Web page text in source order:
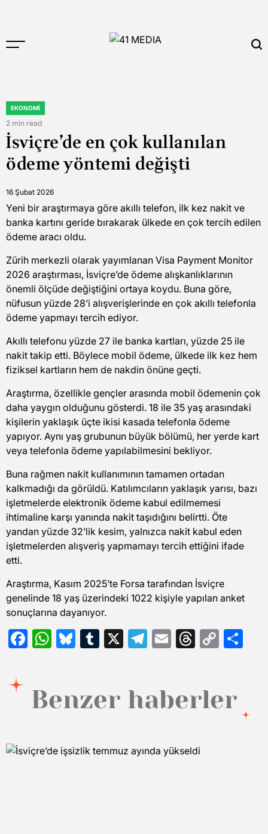
to
POSTED
IN
EKONOMI
Estimated
read
time
2 min read
İsviçre’de en çok kullanılan
ödeme yöntemi değişti
16 Şubat 2026
Yeni bir araştırmaya göre akıllı telefon, ilk kez nakit ve
banka kartını geride bırakarak ülkede en çok tercih edilen
ödeme aracı oldu.
Zürih merkezli olarak yayımlanan Visa Payment Monitor
2026 araştırması, İsviçre’de ödeme alışkanlıklarının
önemli ölçüde değiştiğini ortaya koydu. Buna göre,
nüfusun yüzde 28’i alışverişlerinde en çok akıllı telefonla
ödeme yapmayı tercih ediyor.
Akıllı telefonu yüzde 27 ile banka kartları, yüzde 25 ile
nakit takip etti. Böylece mobil ödeme, ülkede ilk kez hem
fiziksel kartların hem de nakdin önüne geçti.
Araştırma, özellikle gençler arasında mobil ödemenin çok
daha yaygın olduğunu gösterdi. 18 ile 35 yaş arasındaki
kişilerin yaklaşık üçte ikisi kasada telefonla ödeme
yapıyor. Aynı yaş grubunun büyük bölümü, her yerde kart
veya telefonla ödeme yapılabilmesini bekliyor.
Buna rağmen nakit kullanımının tamamen ortadan
kalkmadığı da görüldü. Katılımcıların yaklaşık yarısı, bazı
işletmelerde elektronik ödeme kabul edilmemesi
ihtimaline karşı yanında nakit taşıdığını belirtti. Öte
yandan yüzde 32’lik kesim, yalnızca nakit kabul eden
işletmelerden alışveriş yapmamayı tercih ettiğini ifade
etti.
Araştırma, Kasım 2025’te Forsa tarafından İsviçre
genelinde 18 yaş üzerindeki 1022 kişiyle yapılan anket
sonuçlarına dayanıyor.
Facebook
WhatsApp
Bluesky
Tumblr
X Telegram
EmailThreads
Copy
Benzer haberler